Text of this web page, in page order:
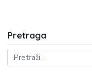
Pretraga